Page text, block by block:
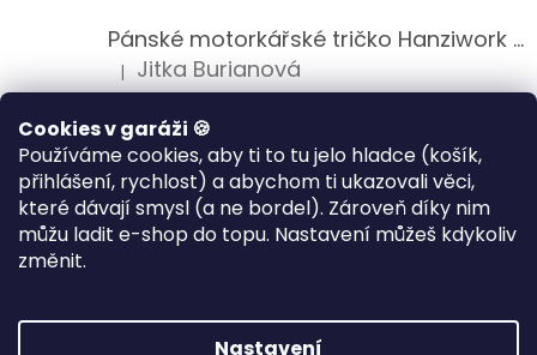
Cookies v garáži 🍪
Používáme cookies, aby ti to tu jelo hladce (košík,
přihlášení, rychlost) a abychom ti ukazovali věci,
které dávají smysl (a ne bordel). Zároveň díky nim
můžu ladit e-shop do topu. Nastavení můžeš kdykoliv
změnit.
Nastavení
Pánské motorkářské tričko Hanziwork Custom Bobber
Hodnocení produktu je 5 z 5 hvězdiček.
| Jitka Burianová
Splnil očekávání na jedničku
Hodnocení produktu je 5 z 5 hvězdiček.
| Klára Musilová
Jsem velice spokojena, velmi kvalitni zbozi.
Vytvořil Shoptet